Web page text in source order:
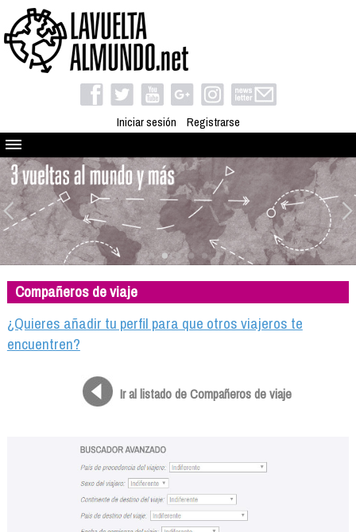
Iniciar sesión Registrarse
Quienes somos
El proyecto
Blog
Viaja con nosotros
Camino solidario
Libros
Compañeros de viaje
Compañeros de viaje
¿Quieres añadir tu perfil para que otros viajeros te
encuentren?
Ir al listado de Compañeros de viaje